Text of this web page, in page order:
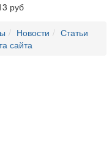
руб
Новости
Статьи
сайта